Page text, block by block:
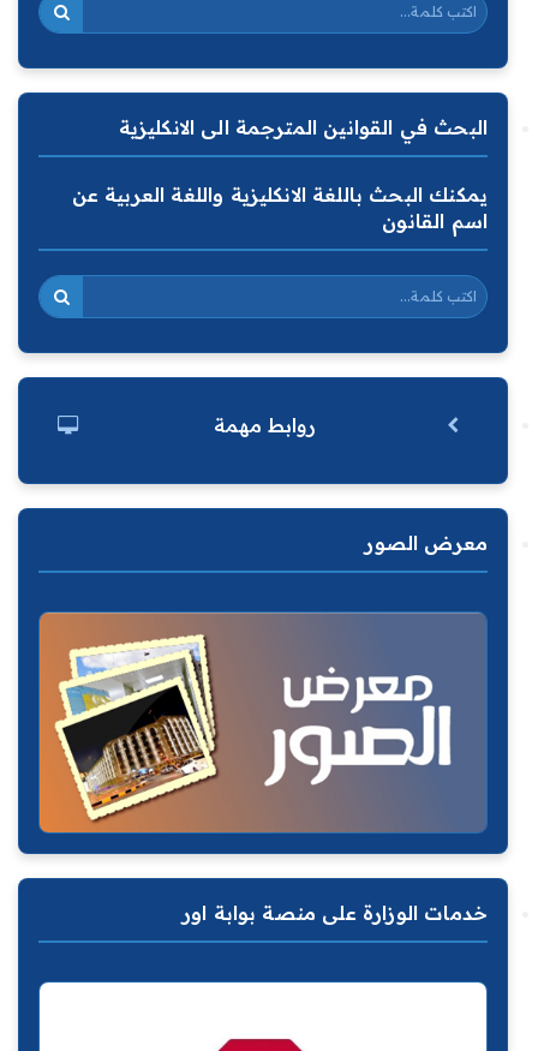
البحث في القوانين المترجمة الى الانكليزية
يمكنك البحث باللغة الانكليزية واللغة العربية عن
اسم القانون
روابط مهمة
معرض الصور
خدمات الوزارة على منصة بوابة اور